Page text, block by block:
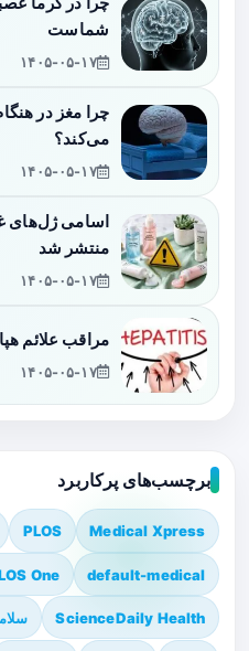
شماست
۱۴۰۵-۰۵-۱۷
چرا مغز در
می‌کند؟
۱۴۰۵-۰۵-۱۷
اسامی
منتشر شد
۱۴۰۵-۰۵-۱۷
مراقب علائم
۱۴۰۵-۰۵-۱۷
برچسب‌های پرکاربرد
Medical Xpress
PLOS
default-medical
One
ScienceDaily Health